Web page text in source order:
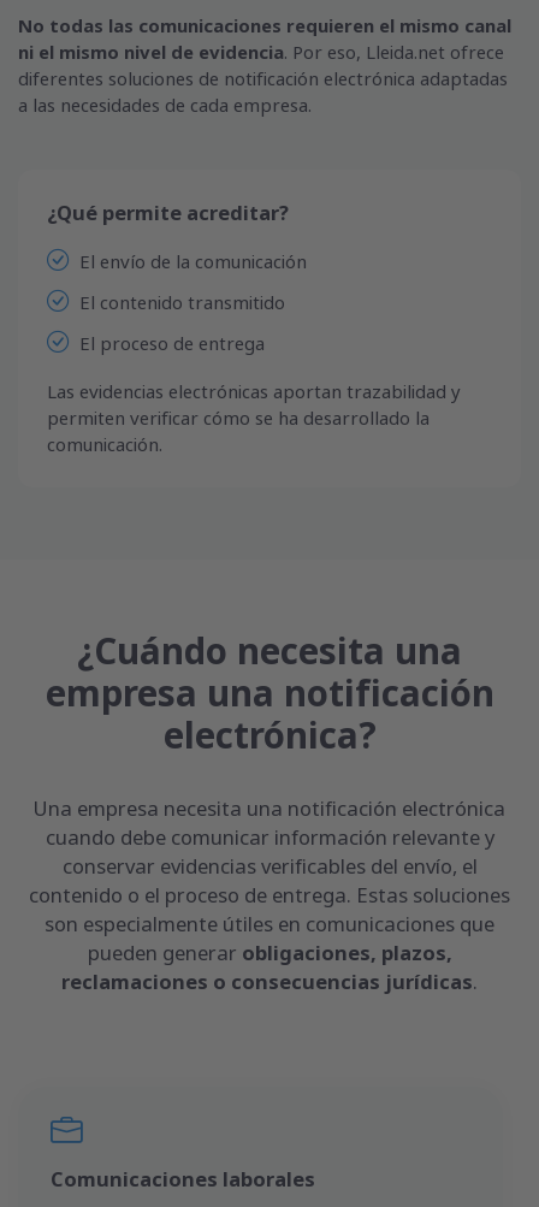
No todas las comunicaciones requieren el mismo canal
ni el mismo nivel de evidencia. Por eso, Lleida.net ofrece
diferentes soluciones de notificación electrónica adaptadas
a las necesidades de cada empresa.
¿Qué permite acreditar?
El envío de la comunicación
El contenido transmitido
El proceso de entrega
Las evidencias electrónicas aportan trazabilidad y
permiten verificar cómo se ha desarrollado la
comunicación.
¿Cuándo necesita una
empresa una notificación
electrónica?
Una empresa necesita una notificación electrónica
cuando debe comunicar información relevante y
conservar evidencias verificables del envío, el
contenido o el proceso de entrega. Estas soluciones
son especialmente útiles en comunicaciones que
pueden generar obligaciones, plazos,
reclamaciones o consecuencias jurídicas.
Comunicaciones laborales